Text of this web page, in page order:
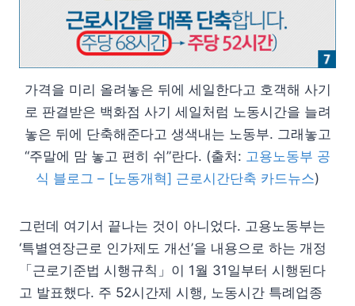
가격을 미리 올려놓은 뒤에 세일한다고 호객해 사기
로 판결받은 백화점 사기 세일처럼 노동시간을 늘려
놓은 뒤에 단축해준다고 생색내는 노동부. 그래놓고
“주말에 맘 놓고 편히 쉬”란다. (출처: 고용노동부 공
식 블로그 – [노동개혁] 근로시간단축 카드뉴스)
그런데 여기서 끝나는 것이 아니었다. 고용노동부는
‘특별연장근로 인가제도 개선’을 내용으로 하는 개정
「근로기준법 시행규칙」이 1월 31일부터 시행된다
고 발표했다. 주 52시간제 시행, 노동시간 특례업종